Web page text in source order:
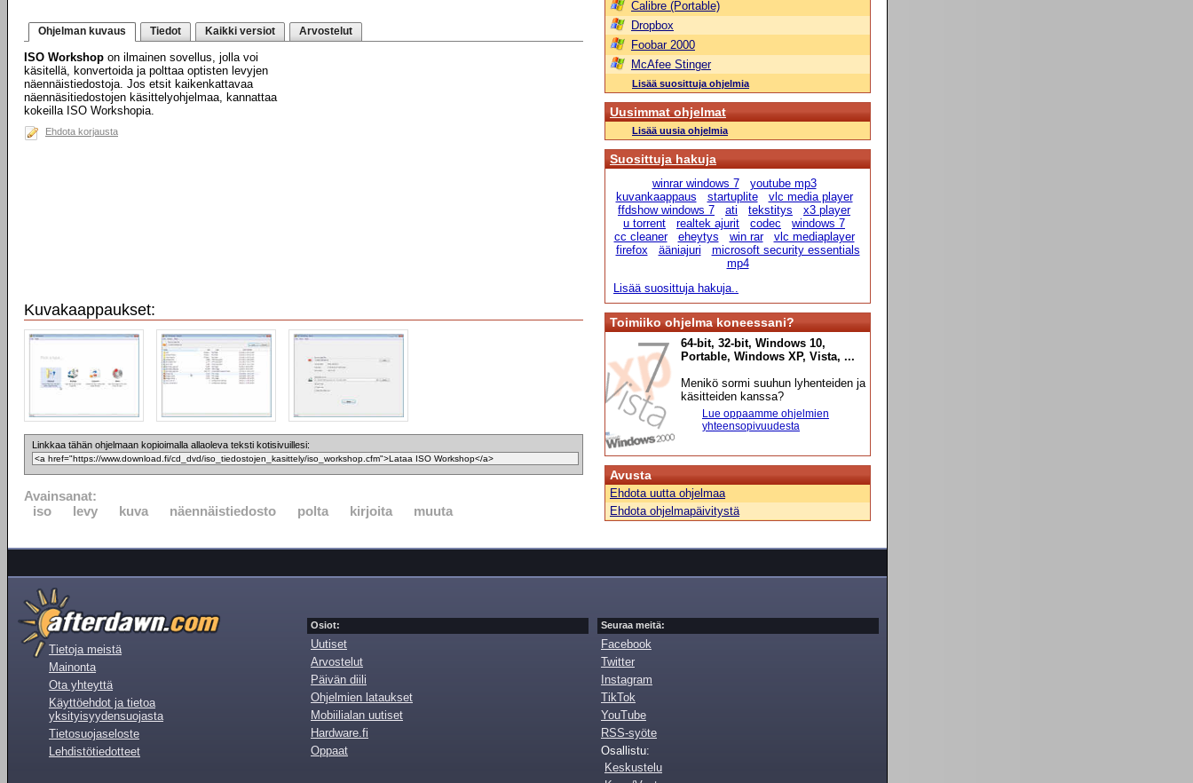
Ohjelman kuvaus Tiedot Kaikki versiot Arvostelut
ISO Workshop on ilmainen sovellus, jolla voi
käsitellä, konvertoida ja polttaa optisten levyjen
näennäistiedostoja. Jos etsit kaikenkattavaa
näennäsitiedostojen käsittelyohjelmaa, kannattaa
kokeilla ISO Workshopia.
Ehdota korjausta
Kuvakaappaukset:
Linkkaa tähän ohjelmaan kopioimalla allaoleva teksti kotisivuillesi:
Avainsanat:
iso
levy kuva näennäistiedosto polta kirjoita muuta
Calibre (Portable)
Dropbox
Foobar 2000
McAfee Stinger
Lisää suosittuja ohjelmia
Uusimmat ohjelmat
Lisää uusia ohjelmia
Suosittuja hakuja
winrar windows 7
youtube mp3
kuvankaappaus
startuplite
vlc media player
ffdshow windows 7
ati tekstitys
x3 player
u torrent
realtek ajurit codec
windows 7
cc cleaner
eheytys win rar
vlc mediaplayer
firefox
ääniajuri
microsoft security essentials
mp4
Lisää suosittuja hakuja..
Toimiiko ohjelma koneessani?
64-bit, 32-bit, Windows 10,
Portable, Windows XP, Vista, ...
Menikö sormi suuhun lyhenteiden ja
käsitteiden kanssa?
Lue oppaamme ohjelmien
yhteensopivuudesta
Avusta
Ehdota uutta ohjelmaa
Ehdota ohjelmapäivitystä
Tietoja meistä
Mainonta
Ota yhteyttä
Käyttöehdot ja tietoa
yksityisyydensuojasta
Tietosuojaseloste
Lehdistötiedotteet
Osiot:
Uutiset
Arvostelut
Päivän diili
Ohjelmien lataukset
Mobiilialan uutiset
Hardware.fi
Oppaat
Seuraa meitä:
Facebook
Twitter
Instagram
TikTok
YouTube
RSS-syöte
Osallistu:
Keskustelu